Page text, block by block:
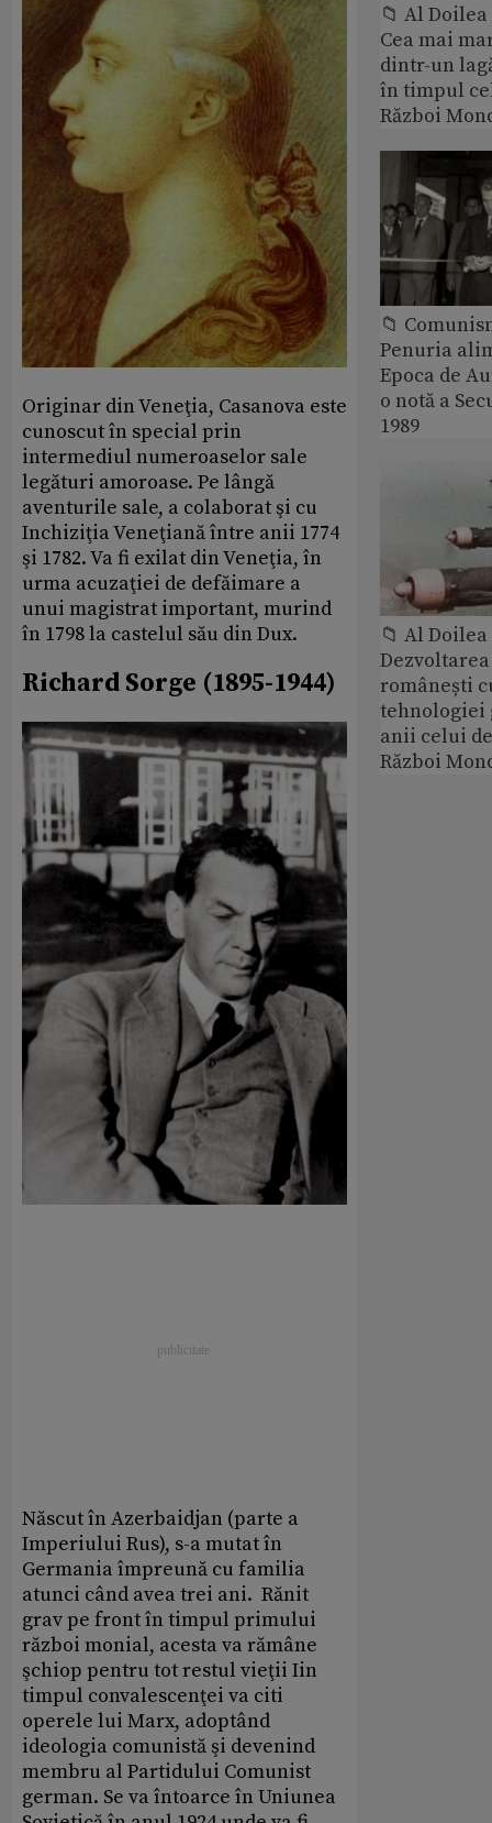
Originar din Veneţia, Casanova este
cunoscut în special prin
intermediul numeroaselor sale
legături amoroase. Pe lângă
aventurile sale, a colaborat şi cu
Inchiziţia Veneţiană între anii 1774
şi 1782. Va fi exilat din Veneţia, în
urma acuzaţiei de defăimare a
unui magistrat important, murind
în 1798 la castelul său din Dux.
Richard Sorge (1895-1944)
Născut în Azerbaidjan (parte a
Imperiului Rus), s-a mutat în
Germania împreună cu familia
atunci când avea trei ani. Rănit
grav pe front în timpul primului
război monial, acesta va rămâne
şchiop pentru tot restul vieţii Iin
timpul convalescenţei va citi
operele lui Marx, adoptând
ideologia comunistă şi devenind
membru al Partidului Comunist
german. Se va întoarce în Uniunea
📁 Al
Cea mai
dintr-un
în timpul
Război
📁
Penuria
Epoca de
o notă a
1989
📁 Al
românești
tehnologiei
anii celui
Război